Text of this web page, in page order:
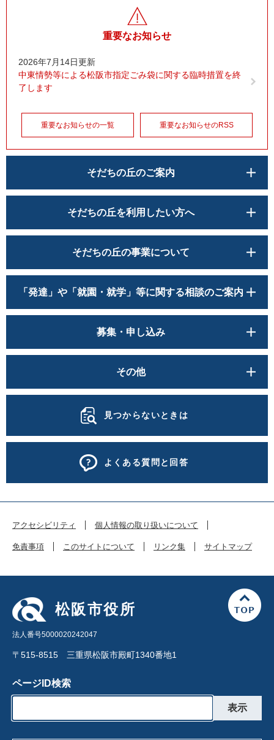
重要なお知らせ
2026年7月14日更新
中東情勢等による松阪市指定ごみ袋に関する臨時措置を終
了します
重要なお知らせの一覧 重要なお知らせのRSS
そだちの丘のご案内
そだちの丘を利用したい方へ
そだちの丘の事業について
「発達」や「就園・就学」等に関する相談のご案内
募集・申し込み
その他
見つからないときは
よくある質問と回答
アクセシビリティ 個人情報の取り扱いについて
免責事項 このサイトについて リンク集 サイトマップ
松阪市役所
法人番号5000020242047
〒515-8515 三重県松阪市殿町1340番地1
ページID検索